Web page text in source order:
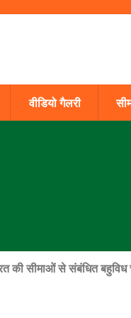
वीडियो गैलरी
की सीमाओं से संबंधित बहुविध